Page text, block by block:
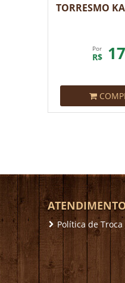
TORRESMO
Por
R$ 17
Política de Troca